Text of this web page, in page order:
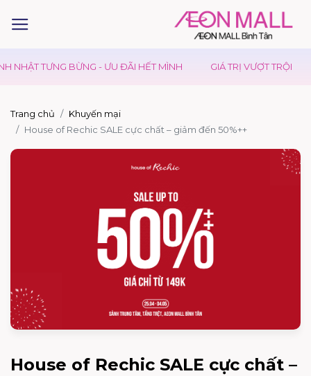
NHẬT TƯNG BỪNG - ƯU ĐÃI HẾT MÌNH GIÁ TRỊ VƯỢT TRỘI
Trang chủ
Khuyến mại
House of Rechic SALE cực chất – giảm đến 50%++
House of Rechic SALE cực chất –